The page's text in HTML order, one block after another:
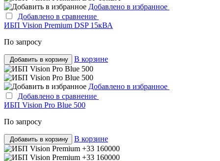
Добавлено в избранное
Добавлено в сравнение
ИБП Vision Premium DSP 15кВА
По запросу
Добавить в корзину В корзине
Добавлено в избранное
Добавлено в сравнение
ИБП Vision Pro Blue 500
По запросу
Добавить в корзину В корзине